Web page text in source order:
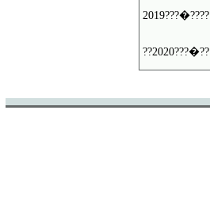
2019???�????
??2020???�??